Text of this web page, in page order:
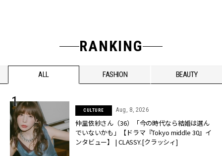
RANKING
ALL FASHION BEAUTY
CULTURE Aug, 8, 2026
仲里依紗さん（36）「今の時代なら結婚は選ん
でいないかも」【ドラマ『Tokyo middle 30』イ
ンタビュー】 | CLASSY.[クラッシィ]